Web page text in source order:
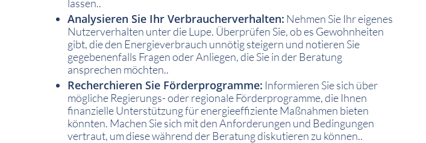
lassen..
Analysieren Sie Ihr Verbraucherverhalten: Nehmen Sie Ihr eigenes
Nutzerverhalten unter die Lupe. Überprüfen Sie, ob es Gewohnheiten
gibt, die den Energieverbrauch unnötig steigern und notieren Sie
gegebenenfalls Fragen oder Anliegen, die Sie in der Beratung
ansprechen möchten..
Recherchieren Sie Förderprogramme: Informieren Sie sich über
mögliche Regierungs- oder regionale Förderprogramme, die Ihnen
finanzielle Unterstützung für energieeffiziente Maßnahmen bieten
könnten. Machen Sie sich mit den Anforderungen und Bedingungen
vertraut, um diese während der Beratung diskutieren zu können..